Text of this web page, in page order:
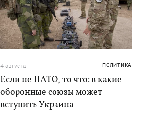
4 августа ПОЛИТИКА
Если не НАТО, то что: в какие
оборонные союзы может
вступить Украина